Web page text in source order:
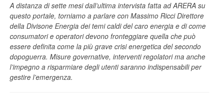
A distanza di sette mesi dall’ultima intervista fatta ad ARERA su
questo portale, torniamo a parlare con Massimo Ricci Direttore
della Divisone Energia dei temi caldi del caro energia e di come
consumatori e operatori devono fronteggiare quella che può
essere definita come la più grave crisi energetica del secondo
dopoguerra. Misure governative, interventi regolatori ma anche
l’impegno a risparmiare degli utenti saranno indispensabili per
gestire l’emergenza.